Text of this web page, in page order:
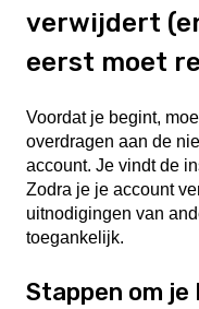
verwijdert
eerst moet
Voordat je begint,
overdragen aan de
account. Je vindt de
Zodra je je account
uitnodigingen van
toegankelijk.
Stappen om